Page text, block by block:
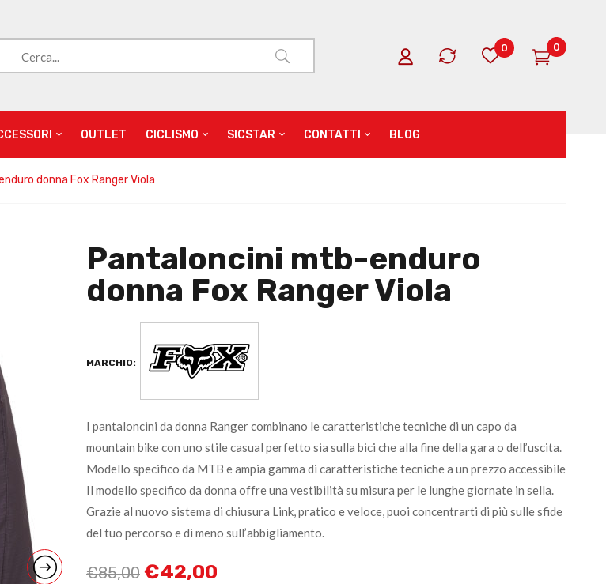
0 0
OUTLET CICLISMO SICSTAR CONTATTI BLOG
donna Fox Ranger Viola
Pantaloncini mtb-enduro
donna Fox Ranger Viola
MARCHIO:
I pantaloncini da donna Ranger combinano le caratteristiche tecniche di un capo da
mountain bike con uno stile casual perfetto sia sulla bici che alla fine della gara o dell’uscita.
Modello specifico da MTB e ampia gamma di caratteristiche tecniche a un prezzo accessibile
Il modello specifico da donna offre una vestibilità su misura per le lunghe giornate in sella.
Grazie al nuovo sistema di chiusura Link, pratico e veloce, puoi concentrarti di più sulle sfide
del tuo percorso e di meno sull’abbigliamento.
€85,00 €42,00